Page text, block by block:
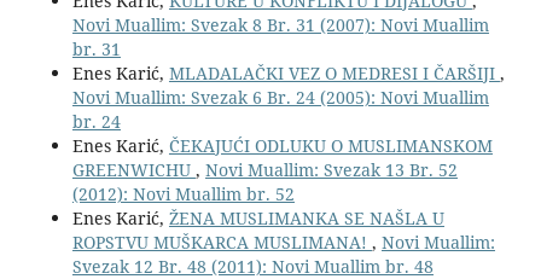
Novi Muallim: Svezak 8 Br. 31 (2007): Novi Muallim
br. 31
Enes Karić, MLADALAČKI VEZ O MEDRESI I ČARŠIJI ,
Novi Muallim: Svezak 6 Br. 24 (2005): Novi Muallim
br. 24
Enes Karić, ČEKAJUĆI ODLUKU O MUSLIMANSKOM
GREENWICHU , Novi Muallim: Svezak 13 Br. 52
(2012): Novi Muallim br. 52
Enes Karić, ŽENA MUSLIMANKA SE NAŠLA U
ROPSTVU MUŠKARCA MUSLIMANA! , Novi Muallim:
Svezak 12 Br. 48 (2011): Novi Muallim br. 48